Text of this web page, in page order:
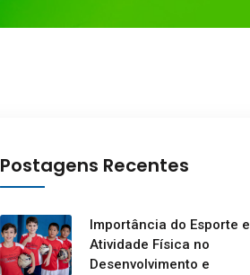
Postagens Recentes
Importância do Esporte e
Atividade Física no
Desenvolvimento e